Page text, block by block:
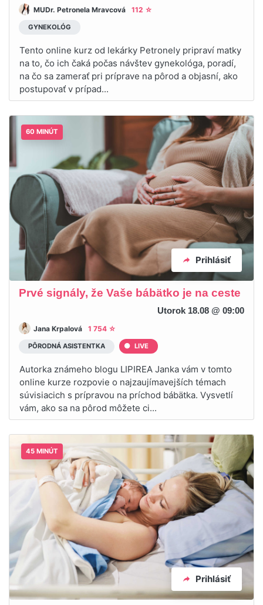
MUDr. Petronela Mravcová 112 ☆
GYNEKOLÓG
Tento online kurz od lekárky Petronely pripraví matky
na to, čo ich čaká počas návštev gynekológa, poradí,
na čo sa zamerať pri príprave na pôrod a objasní, ako
postupovať v prípad...
60 MINÚT
Prihlásiť
Prvé signály, že Vaše bábätko je na ceste
Utorok 18.08 @ 09:00
Jana Krpalová 1 754 ☆
PÔRODNÁ ASISTENTKA LIVE
Autorka známeho blogu LIPIREA Janka vám v tomto
online kurze rozpovie o najzaujímavejších témach
súvisiacich s prípravou na príchod bábätka. Vysvetlí
vám, ako sa na pôrod môžete ci...
45 MINÚT
Prihlásiť